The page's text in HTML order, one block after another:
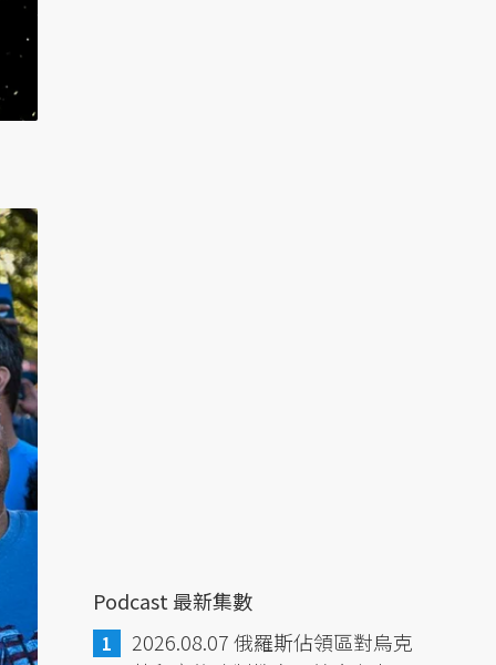
Podcast 最新集數
2026.08.07 俄羅斯佔領區對烏克